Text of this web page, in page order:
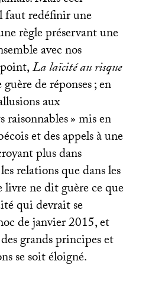
faut redéfinir une
règle préservant une
avec nos
La laïcité au risque
guère de réponses; en
aux
raisonnables» mis en
et des appels à une
plus dans
relations que dans les
livre ne dit guère ce que
qui devrait se
de janvier 2015, et
grands principes et
se soit éloigné.